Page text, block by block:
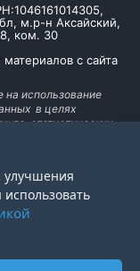
м.р-н Аксайский,
ком. 30
с сайта
на использование
в целях
статистических
релевантной
и интересов. На
улучшения